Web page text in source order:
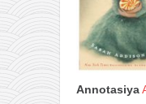
Annotasiya